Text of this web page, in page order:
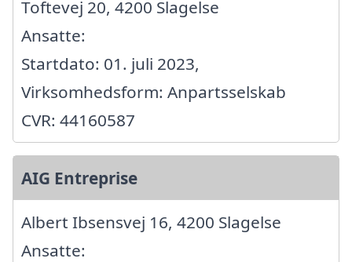
Toftevej 20, 4200 Slagelse
Ansatte:
Startdato: 01. juli 2023,
Virksomhedsform: Anpartsselskab
CVR: 44160587
AIG Entreprise
Albert Ibsensvej 16, 4200 Slagelse
Ansatte: